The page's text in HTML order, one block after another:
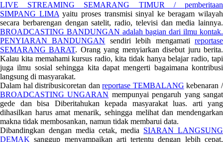
LIVE STREAMING SEMARANG TIMUR / pemberitaan
SIMPANG LIMA yaitu proses transmisi sinyal ke beragam wilayah
secara berbarengan dengan satelit, radio, televisi dan media lainnya.
BROADCASTING BANDUNGAN adalah bagian dari ilmu kontak.
PENYIARAN BANDUNGAN sendiri lebih mengamatireportase
SEMARANG BARAT. Orang yang menyiarkan disebut juru berita.
Kalau kita memahami kursus radio, kita tidak hanya belajar radio, tapi
juga ilmu sosial sehingga kita dapat mengerti bagaimana kontribusi
langsung di masyarakat.
Dalam hal distribusicoretan danreportase TEMBALANG kebenaran /
BROADCASTING UNGARAN mempunyai pengaruh yang sangat
gede dan bisa Diberitahukan kepada masyarakat luas. arti yang
dihasilkan harus amat menarik, sehingga melihat dan mendengarkan
makna tidak membosankan, namun tidak membarui data.
Dibandingkan dengan media cetak, media SIARAN LANGSUNG
DEMAK sanggup menyampaikan arti tertentu dengan lebih cepat,